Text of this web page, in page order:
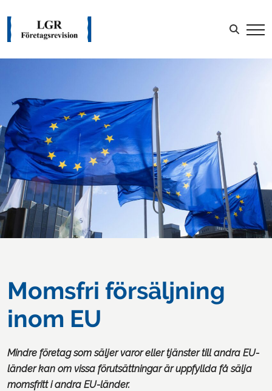
Sök efter:
Momsfri försäljning
inom EU
Mindre företag som säljer varor eller tjänster till andra EU-
länder kan om vissa förutsättningar är uppfyllda få sälja
momsfritt i andra EU-länder.